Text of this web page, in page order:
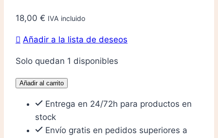
18,00 € IVA incluido
Añadir a la lista de deseos
Solo quedan 1 disponibles
Secretos
defensa
Añadir al carrito
Entrega en 24/72h para productos en
stock
Envío gratis en pedidos superiores a